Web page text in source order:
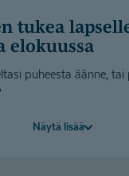
elokuussa
puheesta äänne,
Näytä lisää